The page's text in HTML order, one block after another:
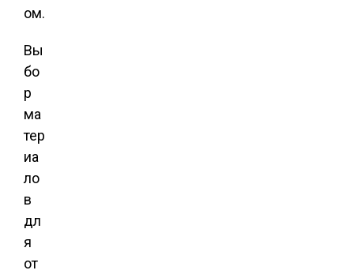
ом.
Вы
бо
р
ма
тер
иа
ло
в
дл
я
от